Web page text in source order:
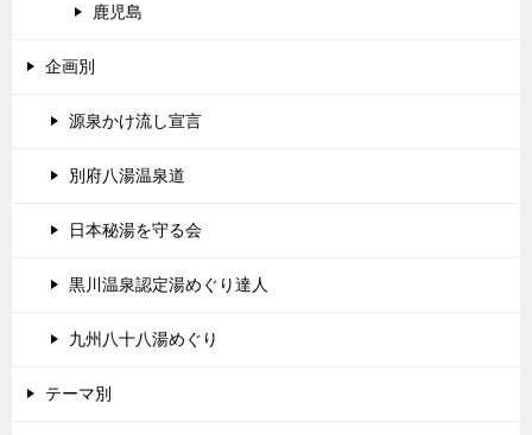
鹿児島
企画別
源泉かけ流し宣言
別府八湯温泉道
日本秘湯を守る会
黒川温泉認定湯めぐり達人
九州八十八湯めぐり
テーマ別